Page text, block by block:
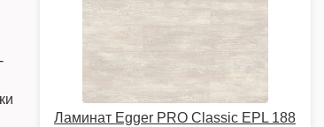
Ламинат Egger PRO Classic EPL 188